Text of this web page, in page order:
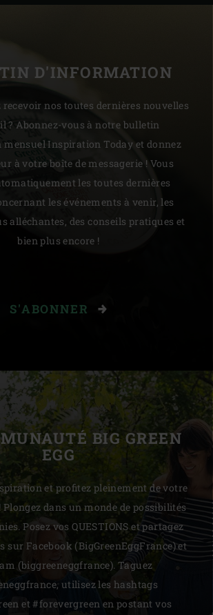
D'INFORMATION
nos toutes dernières nouvelles
? Abonnez-vous à notre bulletin
Inspiration Today et donnez
à votre boîte de messagerie ! Vous
les toutes dernières
les événements à venir, les
alléchantes, des conseils pratiques et
bien plus encore !
S'ABONNER
BIG GREEN
EGG
et profitez pleinement de votre
Plongez dans un monde de possibilités
Posez vos QUESTIONS et partagez
sur Facebook (BigGreenEggFrance) et
(biggreeneggfrance). Taguez
utilisez les hashtags
et #forevergreen en postant vos